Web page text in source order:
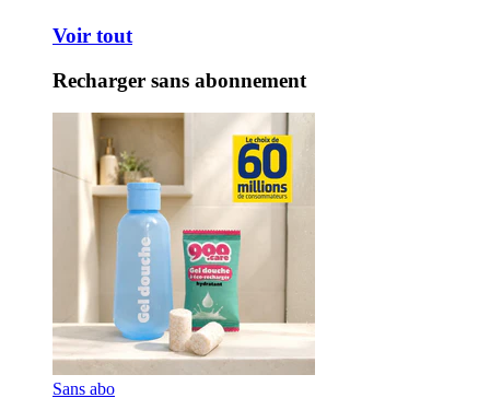
Voir tout
Recharger sans abonnement
Sans abo